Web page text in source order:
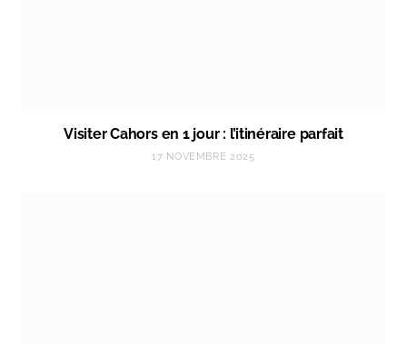
Visiter Cahors en 1 jour : l’itinéraire parfait
17 NOVEMBRE 2025